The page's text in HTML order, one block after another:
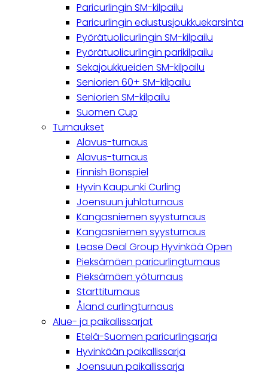
Paricurlingin SM-kilpailu
Paricurlingin edustusjoukkuekarsinta
Pyörätuolicurlingin SM-kilpailu
Pyörätuolicurlingin parikilpailu
Sekajoukkueiden SM-kilpailu
Seniorien 60+ SM-kilpailu
Seniorien SM-kilpailu
Suomen Cup
Turnaukset
Alavus-turnaus
Alavus-turnaus
Finnish Bonspiel
Hyvin Kaupunki Curling
Joensuun juhlaturnaus
Kangasniemen syysturnaus
Kangasniemen syysturnaus
Lease Deal Group Hyvinkää Open
Pieksämäen paricurlingturnaus
Pieksämäen yöturnaus
Starttiturnaus
Åland curlingturnaus
Alue- ja paikallissarjat
Etelä-Suomen paricurlingsarja
Hyvinkään paikallissarja
Joensuun paikallissarja